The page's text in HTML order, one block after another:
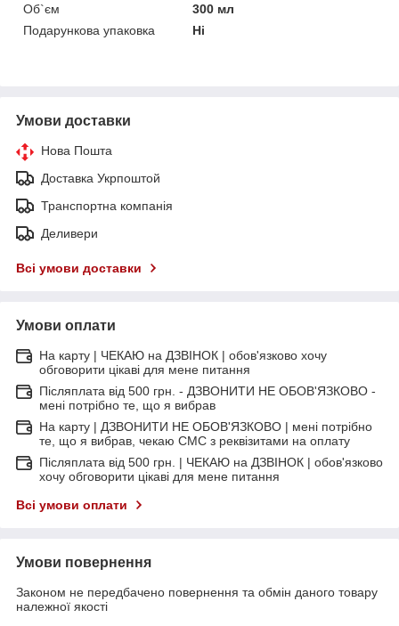
Об`єм
300 мл
Подарункова упаковка
Ні
Умови доставки
Нова Пошта
Доставка Укрпоштой
Транспортна компанія
Деливери
Всі умови доставки
Умови оплати
На карту | ЧЕКАЮ на ДЗВІНОК | обов'язково хочу
обговорити цікаві для мене питання
Післяплата від 500 грн. - ДЗВОНИТИ НЕ ОБОВ'ЯЗКОВО -
мені потрібно те, що я вибрав
На карту | ДЗВОНИТИ НЕ ОБОВ'ЯЗКОВО | мені потрібно
те, що я вибрав, чекаю СМС з реквізитами на оплату
Післяплата від 500 грн. | ЧЕКАЮ на ДЗВІНОК | обов'язково
хочу обговорити цікаві для мене питання
Всі умови оплати
Умови повернення
Законом не передбачено повернення та обмін даного товару
належної якості